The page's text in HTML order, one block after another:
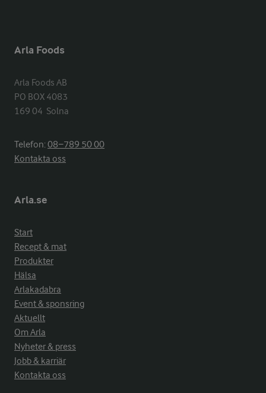
Arla Foods
Arla Foods AB
PO BOX 4083
169 04  Solna
Telefon:08−789 50 00
Kontakta oss
Arla.se
Start
Recept & mat
Produkter
Hälsa
Arlakadabra
Event & sponsring
Aktuellt
Om Arla
Nyheter & press
Jobb & karriär
Kontakta oss